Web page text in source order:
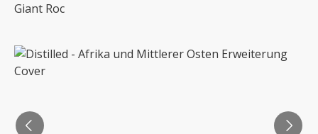
Giant Roc
Bildergalerie überspringen